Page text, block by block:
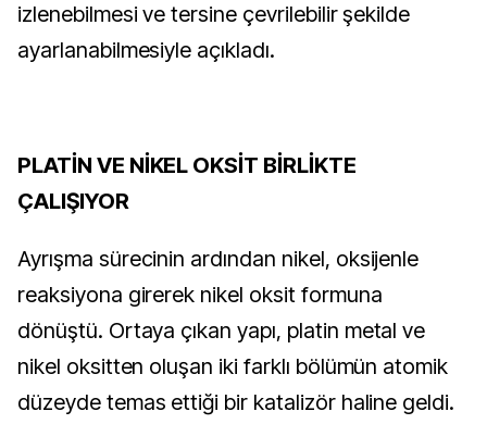
izlenebilmesi ve tersine çevrilebilir şekilde
ayarlanabilmesiyle açıkladı.
PLATİN VE NİKEL OKSİT BİRLİKTE
ÇALIŞIYOR
Ayrışma sürecinin ardından nikel, oksijenle
reaksiyona girerek nikel oksit formuna
dönüştü. Ortaya çıkan yapı, platin metal ve
nikel oksitten oluşan iki farklı bölümün atomik
düzeyde temas ettiği bir katalizör haline geldi.